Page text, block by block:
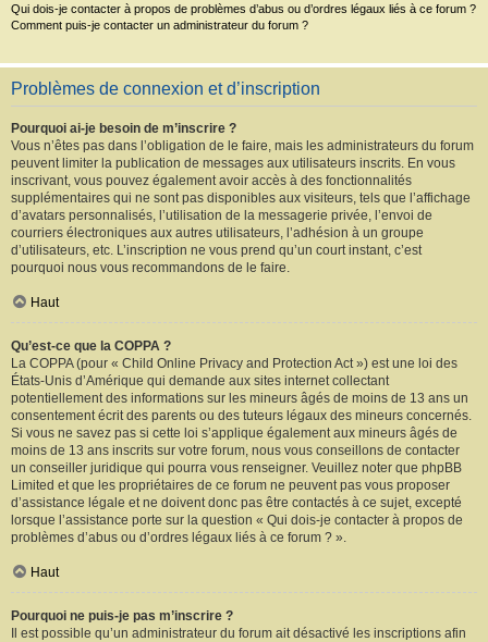
Qui dois-je contacter à propos de problèmes d’abus ou d’ordres légaux liés à ce forum ?
Comment puis-je contacter un administrateur du forum ?
Problèmes de connexion et d’inscription
Pourquoi ai-je besoin de m’inscrire ?
Vous n’êtes pas dans l’obligation de le faire, mais les administrateurs du forum
peuvent limiter la publication de messages aux utilisateurs inscrits. En vous
inscrivant, vous pouvez également avoir accès à des fonctionnalités
supplémentaires qui ne sont pas disponibles aux visiteurs, tels que l’affichage
d’avatars personnalisés, l’utilisation de la messagerie privée, l’envoi de
courriers électroniques aux autres utilisateurs, l’adhésion à un groupe
d’utilisateurs, etc. L’inscription ne vous prend qu’un court instant, c’est
pourquoi nous vous recommandons de le faire.
Haut
Qu’est-ce que la COPPA ?
La COPPA (pour « Child Online Privacy and Protection Act ») est une loi des
États-Unis d’Amérique qui demande aux sites internet collectant
potentiellement des informations sur les mineurs âgés de moins de 13 ans un
consentement écrit des parents ou des tuteurs légaux des mineurs concernés.
Si vous ne savez pas si cette loi s’applique également aux mineurs âgés de
moins de 13 ans inscrits sur votre forum, nous vous conseillons de contacter
un conseiller juridique qui pourra vous renseigner. Veuillez noter que phpBB
Limited et que les propriétaires de ce forum ne peuvent pas vous proposer
d’assistance légale et ne doivent donc pas être contactés à ce sujet, excepté
lorsque l’assistance porte sur la question « Qui dois-je contacter à propos de
problèmes d’abus ou d’ordres légaux liés à ce forum ? ».
Haut
Pourquoi ne puis-je pas m’inscrire ?
Il est possible qu’un administrateur du forum ait désactivé les inscriptions afin